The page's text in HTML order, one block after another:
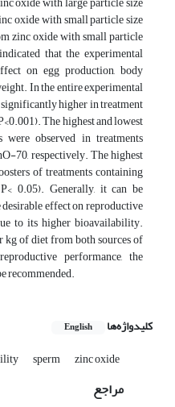
oxide with small particle size
zinc oxide with small particle
that the experimental
on egg production, body
In the entire experimental
significantly higher in treatment
The highest and lowest
observed in treatments
70, respectively. The highest
of treatments containing
0.05). Generally, it can be
effect on reproductive
to its higher bioavailability.
of diet from both sources of
performance, the
recommended.
کلیدواژه‌ها English
sperm zinc oxide
مراجع